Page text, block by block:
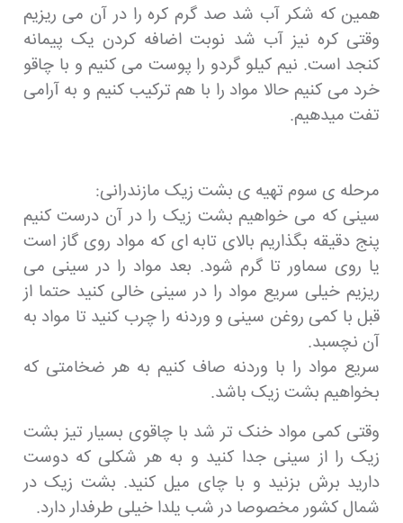
همین که شکر آب شد صد گرم کره را در آن می ریزیم
وقتی کره نیز آب شد نوبت اضافه کردن یک پیمانه
کنجد است. نیم کیلو گردو را پوست می کنیم و با چاقو
خرد می کنیم حالا مواد را با هم ترکیب کنیم و به آرامی
تفت میدهیم.
مرحله ی سوم تهیه ی بشت زیک مازندرانی:
سینی که می خواهیم بشت زیک را در آن درست کنیم
پنج دقیقه بگذاریم بالای تابه ای که مواد روی گاز است
یا روی سماور تا گرم شود. بعد مواد را در سینی می
ریزیم خیلی سریع مواد را در سینی خالی کنید حتما از
قبل با کمی روغن سینی و وردنه را چرب کنید تا مواد به
آن نچسبد.
سریع مواد را با وردنه صاف کنیم به هر ضخامتی که
بخواهیم بشت زیک باشد.
وقتی کمی مواد خنک تر شد با چاقوی بسیار تیز بشت
زیک را از سینی جدا کنید و به هر شکلی که دوست
دارید برش بزنید و با چای میل کنید. بشت زیک در
شمال کشور مخصوصا در شب یلدا خیلی طرفدار دارد.